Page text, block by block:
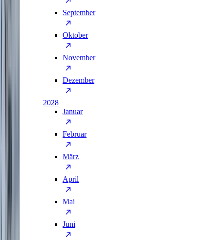
September
Oktober
November
Dezember
2028
Januar
Februar
März
April
Mai
Juni